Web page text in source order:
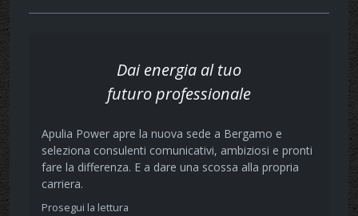
Dai energia al tuo
futuro professionale
Apulia Power apre la nuova sede a Bergamo e
seleziona consulenti comunicativi, ambiziosi e pronti
fare la differenza. E a dare una scossa alla propria
carriera.
Prosegui la lettura